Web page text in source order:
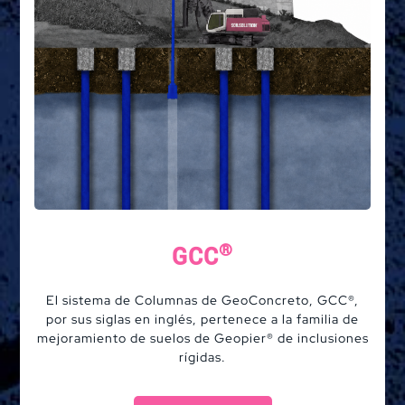
Sistemas
Aplicaciones
GCC®
El sistema de Columnas de GeoConcreto, GCC®,
por sus siglas en inglés, pertenece a la familia de
mejoramiento de suelos de Geopier® de inclusiones
rígidas.